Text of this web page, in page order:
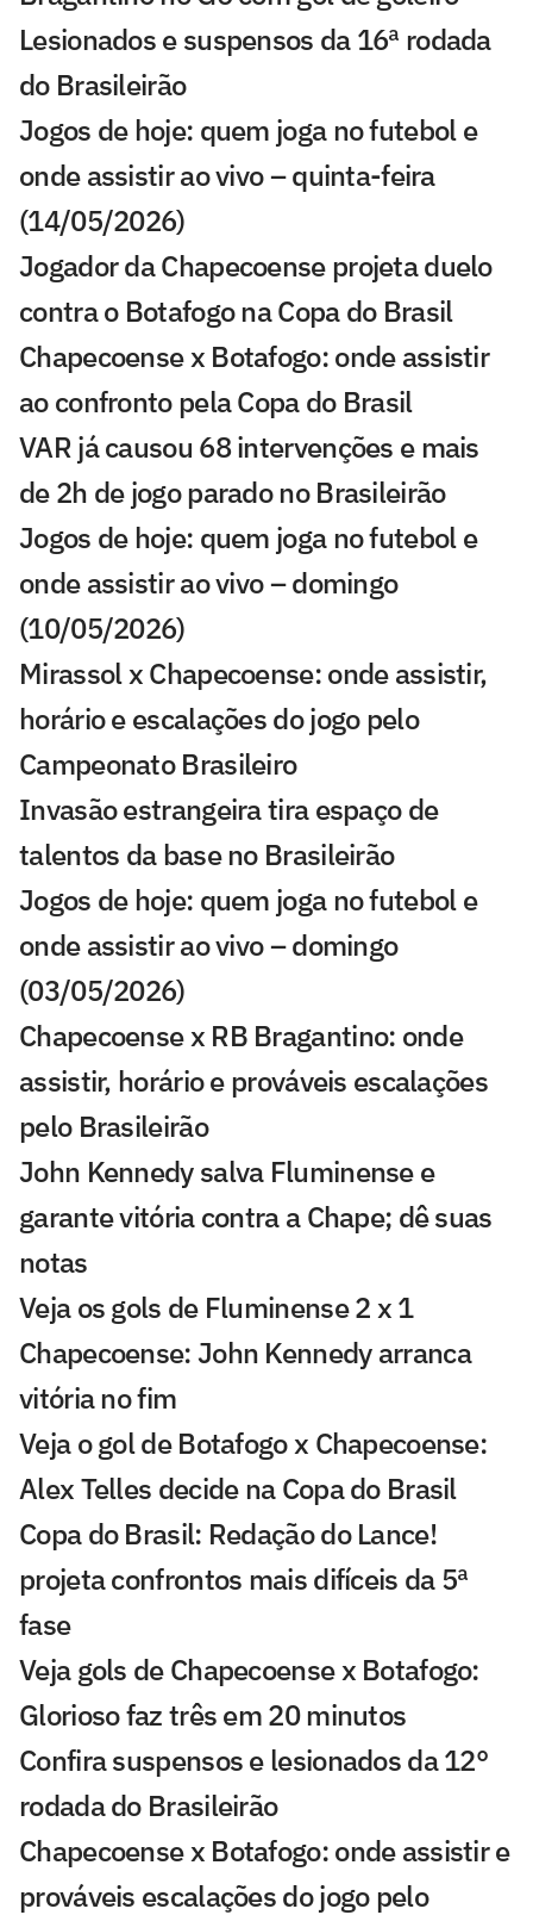
Lesionados e suspensos da 16ª rodada
do Brasileirão
Jogos de hoje: quem joga no futebol e
onde assistir ao vivo – quinta-feira
(14/05/2026)
Jogador da Chapecoense projeta duelo
contra o Botafogo na Copa do Brasil
Chapecoense x Botafogo: onde assistir
ao confronto pela Copa do Brasil
VAR já causou 68 intervenções e mais
de 2h de jogo parado no Brasileirão
Jogos de hoje: quem joga no futebol e
onde assistir ao vivo – domingo
(10/05/2026)
Mirassol x Chapecoense: onde assistir,
horário e escalações do jogo pelo
Campeonato Brasileiro
Invasão estrangeira tira espaço de
talentos da base no Brasileirão
Jogos de hoje: quem joga no futebol e
onde assistir ao vivo – domingo
(03/05/2026)
Chapecoense x RB Bragantino: onde
assistir, horário e prováveis escalações
pelo Brasileirão
John Kennedy salva Fluminense e
garante vitória contra a Chape; dê suas
notas
Veja os gols de Fluminense 2 x 1
Chapecoense: John Kennedy arranca
vitória no fim
Veja o gol de Botafogo x Chapecoense:
Alex Telles decide na Copa do Brasil
Copa do Brasil: Redação do Lance!
projeta confrontos mais difíceis da 5ª
fase
Veja gols de Chapecoense x Botafogo:
Glorioso faz três em 20 minutos
Confira suspensos e lesionados da 12°
rodada do Brasileirão
Chapecoense x Botafogo: onde assistir e
prováveis escalações do jogo pelo